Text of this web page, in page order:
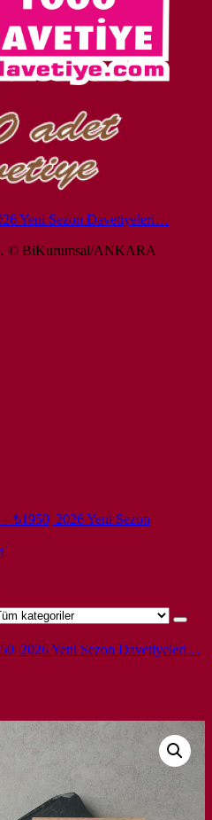
Yeni Sezon Davetiyeleri…
© BiKurumsal/ANKARA
₺1950| 2026 Yeni Sezon
2026 Yeni Sezon Davetiyeleri…